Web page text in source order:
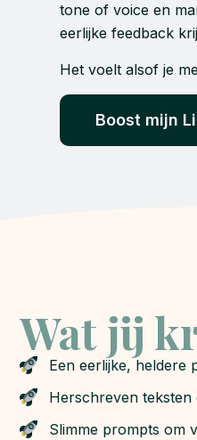
tone of voice en
eerlijke feedback
Het voelt alsof je
Boost mijn
Wat jij
Een eerlijke, heldere
Herschreven teksten
Slimme prompts om